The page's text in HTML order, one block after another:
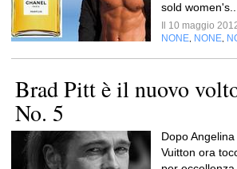
sold women's...
Il 10 maggio
NONE NONE
Brad Pitt è il nuovo
No. 5
Dopo
Vuitton ora